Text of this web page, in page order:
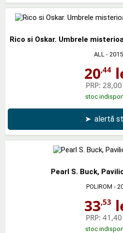
Rico si Oskar. Umbrele
ALL - 2015
20,44
PRP:
stoc
➤ alertă
Pearl S. Buck,
POLIROM -
33,53
PRP:
stoc